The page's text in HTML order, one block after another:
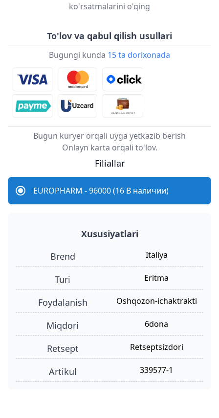
ko'rsatmalarini o'qing
To'lov va qabul qilish usullari
Bugungi kunda 15 ta dorixonada
Bugun kuryer orqali uyga yetkazib berish
Onlayn karta orqali to'lov.
Filiallar
EUROPHARM - 96000 (16 В наличии)
Xususiyatlari
Brend
Italiya
turi eritma
foydalanish oshqozon-ichaktrakti
miqdori 6dona
retsept retseptsizdori
Artikul 339577-1